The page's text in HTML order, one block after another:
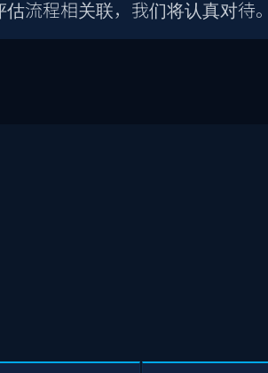
流程相关联，我们将认真对待。